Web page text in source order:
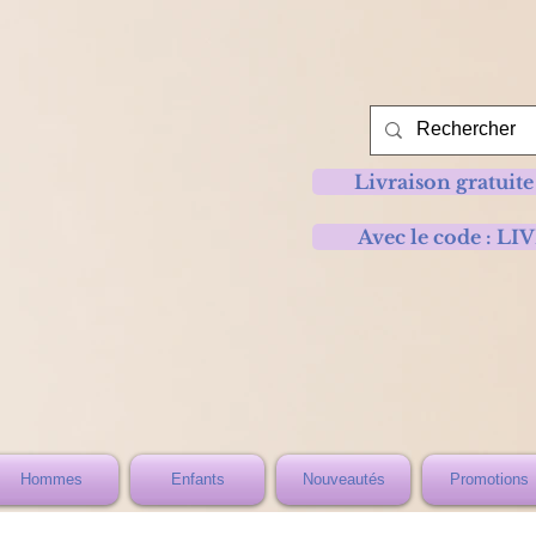
Livraison gratuite
Avec le code :
Hommes Enfants Nouveautés Promotions